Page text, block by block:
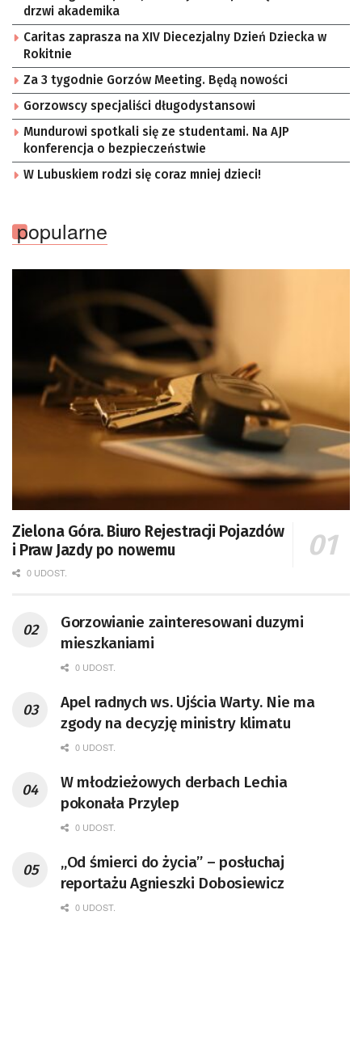
drzwi akademika
Caritas zaprasza na XIV Diecezjalny Dzień Dziecka w
Rokitnie
Za 3 tygodnie Gorzów Meeting. Będą nowości
Gorzowscy specjaliści długodystansowi
Mundurowi spotkali się ze studentami. Na AJP
konferencja o bezpieczeństwie
W Lubuskiem rodzi się coraz mniej dzieci!
popularne
Zielona Góra. Biuro Rejestracji Pojazdów
i Praw Jazdy po nowemu
0 UDOST.
Gorzowianie zainteresowani duzymi
mieszkaniami
0 UDOST.
Apel radnych ws. Ujścia Warty. Nie ma
zgody na decyzję ministry klimatu
0 UDOST.
W młodzieżowych derbach Lechia
pokonała Przylep
0 UDOST.
„Od śmierci do życia” – posłuchaj
reportażu Agnieszki Dobosiewicz
0 UDOST.